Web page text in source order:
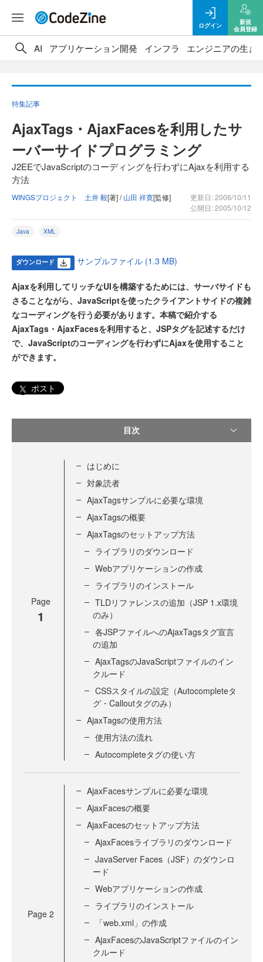
ログイン
新規
会員登録
AI アプリケーション開発 インフラ エンジニアの生き
特集記事
AjaxTags・AjaxFacesを利用したサ
ーバーサイドプログラミング
J2EEでJavaScriptのコーディングを行わずにAjaxを利用する
方法
WINGSプロジェクト 土井 毅[著] /山田 祥寛[監修]
更新日: 2006/10/11
公開日: 2005/10/12
Java XML
ダウンロード サンプルファイル (1.3 MB)
Ajaxを利用してリッチなUIを構築するためには、サーバサイドも
さることながら、JavaScriptを使ったクライアントサイドの複雑
なコーディングを行う必要があります。本稿で紹介する
AjaxTags・AjaxFacesを利用すると、JSPタグを記述するだけ
で、JavaScriptのコーディングを行わずにAjaxを使用すること
ができます。
ポスト
目次
Page
1
はじめに
対象読者
AjaxTagsサンプルに必要な環境
AjaxTagsの概要
AjaxTagsのセットアップ方法
ライブラリのダウンロード
Webアプリケーションの作成
ライブラリのインストール
TLDリファレンスの追加（JSP 1.x環境
のみ）
各JSPファイルへのAjaxTagsタグ宣言
の追加
AjaxTagsのJavaScriptファイルのイン
クルード
CSSスタイルの設定（Autocompleteタ
グ・Calloutタグのみ）
AjaxTagsの使用方法
使用方法の流れ
Autocompleteタグの使い方
Page 2
AjaxFacesサンプルに必要な環境
AjaxFacesの概要
AjaxFacesのセットアップ方法
AjaxFacesライブラリのダウンロード
JavaServer Faces（JSF）のダウンロ
ード
Webアプリケーションの作成
ライブラリのインストール
「web.xml」の作成
AjaxFacesのJavaScriptファイルのイン
クルード